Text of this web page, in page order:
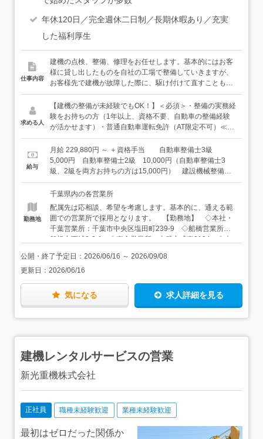
年休120日／完全週休二日制／長期休暇あり／充実
した福利厚生
仕事内容
建機の点検、整備、修理をお任せします。基本的にはお客
様に貸し出したものを自社の工場で整備していきますが、
お客様先で建機が故障した際に、駆け付けて直すこともあ
ります。◆◇ワクワクする毎日！取り扱う機械の種類は
400種2万台◇◆油圧ショベル、解体機、ブルドーザー、キ
ャリアダンプ、ユニックなどの車両、道路用機械、コンプ
レッサー、発電機、草刈機など…これらはごく一部にすぎ
搭乗式掃除機など、珍しい機械もたくさんあります。入社
後は、当社の数ある商品についてまずは知識をつけていき
ましょう。1台20tもある建機ですから、操作から学んでい
求める人
【建機の整備が未経験でもOK！】＜必須＞・整備の実務経
験をお持ちの方（1年以上、資格不要、自動車の整備経験
が活かせます）・普通自動車運転免許（AT限定不可）≪以
下のような方は大歓迎です！≫・建機に興味関心がある方
★自動車や建機の整備経験はないが、工具を使った点検・
整備業務を行ったことがあるという方も対象です。お気軽
にご相談ください。
給与
月給 229,880円 ～ ＋資格手当 自動車整備士3級
5,000円 自動車整備士2級 10,000円（自動車整備士3
級、2級を両方お持ちの方は15,000円） 建設機械整備士1
級、2級 10,000円（建設機械整備士1級、2級を両方お持
ちの方は20,000円） 油圧調整士2級 10,000円
勤務地
千葉県内の各営業所
配属先は応相談、希望を考慮します。基本的に、通える範
囲での営業所で採用となります。 【勤務地】 ◇本社・
千葉営業所：千葉市中央区塩田町239-9 ◇船橋営業所：
船橋市西浦3-2-1 ◇東金営業所：山武市成東2124 ◇木
中里90-2 ◇成田営業所：成田市十余三30-17 ◇八千代
営業所：八千代市下高野511 ◇柏営業所：柏市風早1-5-5
工業団地内 ◇茂原営業所：長生郡長生村七井土2000-3
◇館山営業所：千葉県館山市薗56 【アクセス】 ◇本
田営業所：東武アーバンパークライン「川間駅」より徒歩
分 ◇八千代営業所：東葉高速線「村上駅」より車で9
車で5分 ◇茂原営業所：JR外房線「茂原駅」より車で15
分 ◇館山営業所：JR内房線「九重駅」より車で4分 ※
いずれも車通勤可
公開・終了予定日： 2026/06/16 ～ 2026/09/08
更新日： 2026/06/16
気になる 求人詳細を見る
建機レンタルサービスの営業
新光重機株式会社
正社員 職種未経験歓迎 業種未経験歓迎
最初はゼロだった関係か